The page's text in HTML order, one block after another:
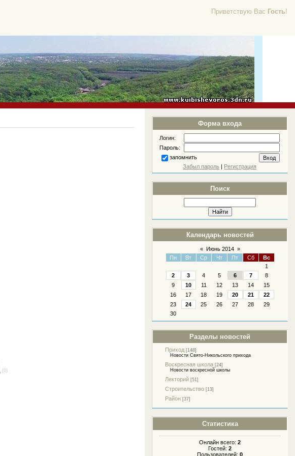
Приветствую Вас Гость!
Форма входа
Логин:
Пароль:
запомнить
Забыл пароль | Регистрация
Поиск
Календарь новостей
« Июнь 2014 »
Пн
Вт Ср Чт Пт Сб
Вс
1
2
3 4 5 6 7
8
9
10 11 12 13 14
15
16
17 18 19 20 21
22
23
24 25 26 27 28
29
30
Разделы новостей
Приход [148]
Новости Свято-Никольского прихода
Воскресная школа [24]
Новости воскресной школы
Лекторий [51]
Строительство [13]
Район [37]
Статистика
Онлайн всего:2
Гостей:2
Пользователей:0
(0)